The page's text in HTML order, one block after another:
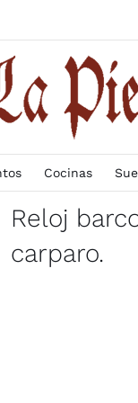
Cocinas
Reloj
carparo.